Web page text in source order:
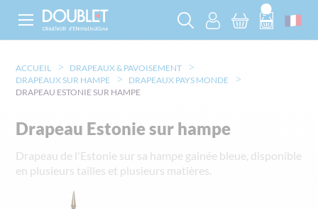
ACCUEIL
DRAPEAUX & PAVOISEMENT
DRAPEAUX SUR HAMPE
DRAPEAUX PAYS MONDE
DRAPEAU ESTONIE SUR HAMPE
Drapeau Estonie sur hampe
Drapeau de l'Estonie sur sa hampe gainée bleue, disponible
en plusieurs tailles et plusieurs matières.